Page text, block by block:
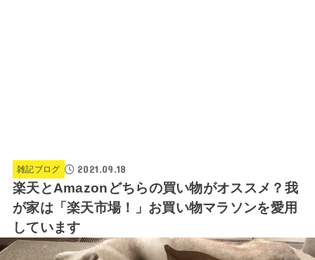
雑記ブログ 2021.09.18
楽天とAmazonどちらの買い物がオススメ？我
が家は「楽天市場！」お買い物マラソンを愛用
しています